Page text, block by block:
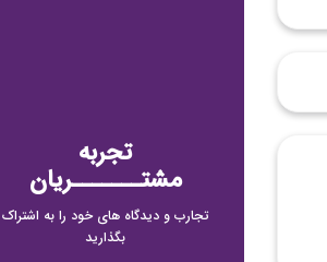
تجربه
مشتـــــــریان
تجارب و دیدگاه های خود را به اشتراک
بگذارید